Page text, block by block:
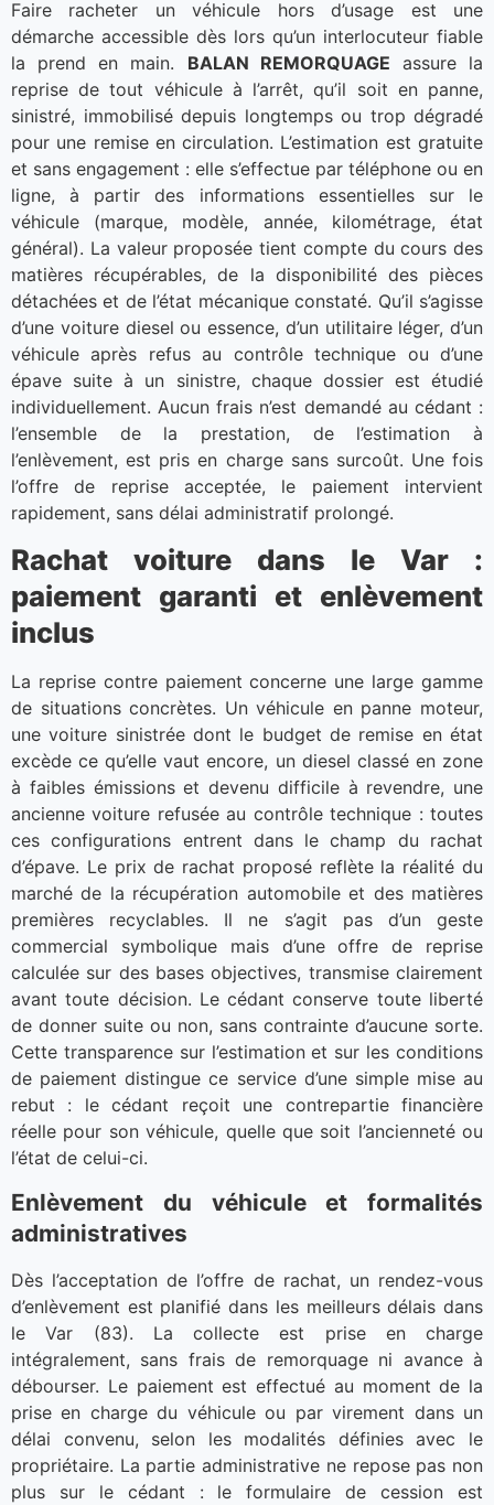
Faire racheter un véhicule hors d’usage est une
démarche accessible dès lors qu’un interlocuteur fiable
la prend en main. BALAN REMORQUAGE assure la
reprise de tout véhicule à l’arrêt, qu’il soit en panne,
sinistré, immobilisé depuis longtemps ou trop dégradé
pour une remise en circulation. L’estimation est gratuite
et sans engagement : elle s’effectue par téléphone ou en
ligne, à partir des informations essentielles sur le
véhicule (marque, modèle, année, kilométrage, état
général). La valeur proposée tient compte du cours des
matières récupérables, de la disponibilité des pièces
détachées et de l’état mécanique constaté. Qu’il s’agisse
d’une voiture diesel ou essence, d’un utilitaire léger, d’un
véhicule après refus au contrôle technique ou d’une
épave suite à un sinistre, chaque dossier est étudié
individuellement. Aucun frais n’est demandé au cédant :
l’ensemble de la prestation, de l’estimation à
l’enlèvement, est pris en charge sans surcoût. Une fois
l’offre de reprise acceptée, le paiement intervient
rapidement, sans délai administratif prolongé.
Rachat voiture dans le Var :
paiement garanti et enlèvement
inclus
La reprise contre paiement concerne une large gamme
de situations concrètes. Un véhicule en panne moteur,
une voiture sinistrée dont le budget de remise en état
excède ce qu’elle vaut encore, un diesel classé en zone
à faibles émissions et devenu difficile à revendre, une
ancienne voiture refusée au contrôle technique : toutes
ces configurations entrent dans le champ du rachat
d’épave. Le prix de rachat proposé reflète la réalité du
marché de la récupération automobile et des matières
premières recyclables. Il ne s’agit pas d’un geste
commercial symbolique mais d’une offre de reprise
calculée sur des bases objectives, transmise clairement
avant toute décision. Le cédant conserve toute liberté
de donner suite ou non, sans contrainte d’aucune sorte.
Cette transparence sur l’estimation et sur les conditions
de paiement distingue ce service d’une simple mise au
rebut : le cédant reçoit une contrepartie financière
réelle pour son véhicule, quelle que soit l’ancienneté ou
l’état de celui-ci.
Enlèvement du véhicule et formalités
administratives
Dès l’acceptation de l’offre de rachat, un rendez-vous
d’enlèvement est planifié dans les meilleurs délais dans
le Var (83). La collecte est prise en charge
intégralement, sans frais de remorquage ni avance à
débourser. Le paiement est effectué au moment de la
prise en charge du véhicule ou par virement dans un
délai convenu, selon les modalités définies avec le
propriétaire. La partie administrative ne repose pas non
plus sur le cédant : le formulaire de cession est